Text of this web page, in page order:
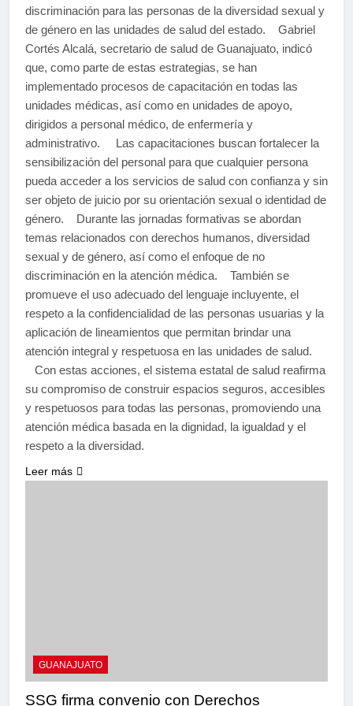
discriminación para las personas de la diversidad sexual y
de género en las unidades de salud del estado. Gabriel
Cortés Alcalá, secretario de salud de Guanajuato, indicó
que, como parte de estas estrategias, se han
implementado procesos de capacitación en todas las
unidades médicas, así como en unidades de apoyo,
dirigidos a personal médico, de enfermería y
administrativo. Las capacitaciones buscan fortalecer la
sensibilización del personal para que cualquier persona
pueda acceder a los servicios de salud con confianza y sin
ser objeto de juicio por su orientación sexual o identidad de
género. Durante las jornadas formativas se abordan
temas relacionados con derechos humanos, diversidad
sexual y de género, así como el enfoque de no
discriminación en la atención médica. También se
promueve el uso adecuado del lenguaje incluyente, el
respeto a la confidencialidad de las personas usuarias y la
aplicación de lineamientos que permitan brindar una
atención integral y respetuosa en las unidades de salud.
Con estas acciones, el sistema estatal de salud reafirma
su compromiso de construir espacios seguros, accesibles
y respetuosos para todas las personas, promoviendo una
atención médica basada en la dignidad, la igualdad y el
respeto a la diversidad.
Leer más
GUANAJUATO
SSG firma convenio con Derechos